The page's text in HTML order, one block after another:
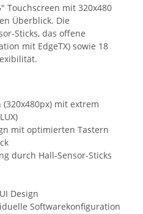
Touchscreen mit 320x480
Überblick. Die
Sticks, das offene
mit EdgeTX) sowie 18
(320x480px) mit extrem
mit optimierten Tastern
durch Hall-Sensor-Sticks
Design
Softwarekonfiguration